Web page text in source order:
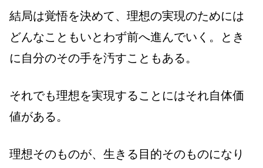
結局は覚悟を決めて、理想の実現のためには
どんなこともいとわず前へ進んでいく。とき
に自分のその手を汚すこともある。
それでも理想を実現することにはそれ自体価
値がある。
理想そのものが、生きる目的そのものになり